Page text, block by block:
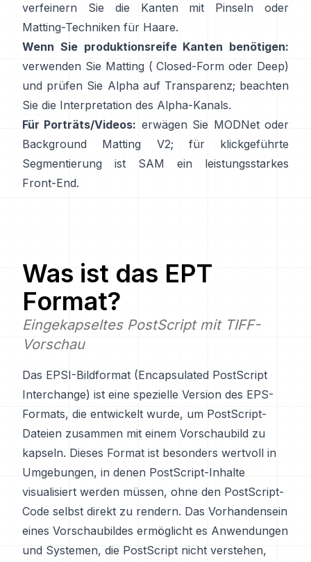
verfeinern Sie die Kanten mit Pinseln oder
Matting-Techniken für Haare.
Wenn Sie produktionsreife Kanten benötigen:
verwenden Sie Matting ( Closed-Form oder Deep)
und prüfen Sie Alpha auf Transparenz; beachten
Sie die Interpretation des Alpha-Kanals.
Für Porträts/Videos: erwägen Sie MODNetoder
Background Matting V2; für klickgeführte
Segmentierung ist
SAM ein leistungsstarkes
Front-End.
Was ist das EPT
Format?
Eingekapseltes PostScript mit TIFF-
Vorschau
Das EPSI-Bildformat (Encapsulated PostScript
Interchange) ist eine spezielle Version des EPS-
Formats, die entwickelt wurde, um PostScript-
Dateien zusammen mit einem Vorschaubild zu
kapseln. Dieses Format ist besonders wertvoll in
Umgebungen, in denen PostScript-Inhalte
visualisiert werden müssen, ohne den PostScript-
Code selbst direkt zu rendern. Das Vorhandensein
eines Vorschaubildes ermöglicht es Anwendungen
und Systemen, die PostScript nicht verstehen,